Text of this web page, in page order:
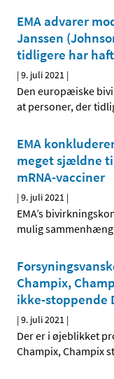
EMA advarer
Janssen
tidligere har
|9. juli 2021 |
Den europæiske
at personer, der
EMA
meget sjældne
mRNA-vacciner
|9. juli 2021 |
EMA’s
mulig
Champix,
ikke-stoppende
|9. juli 2021 |
Der er i øjeblikket
Champix, Champix